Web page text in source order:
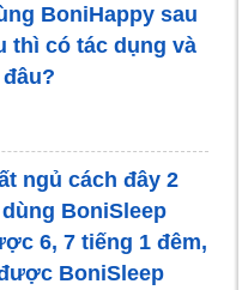
BoniHappy sau
thì có tác dụng và
ngủ cách đây 2
BoniSleep
6, 7 tiếng 1 đêm,
BoniSleep